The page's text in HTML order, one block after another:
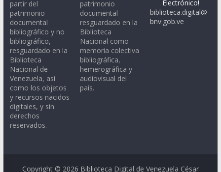
partir del
patrimonio
documental
bibliográfico y no
bibliográfico,
resguardado en la
Biblioteca
Nacional de
Venezuela, así
como los objetos
y recursos nacidos
digitales, y sin
derechos
reservados.
patrimonio
documental
resguardado en la
Biblioteca
Nacional como
memoria colectiva
bibliográfica,
hemerográfica y
audiovisual del
país.
Electrónico!
biblioteca.digital@
bnv.gob.ve
Copyright © 2026 Biblioteca Digital de Venezuela César